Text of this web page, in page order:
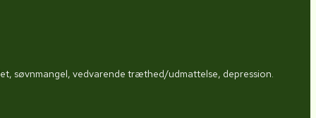
søvnmangel, vedvarende træthed/udmattelse, depression.